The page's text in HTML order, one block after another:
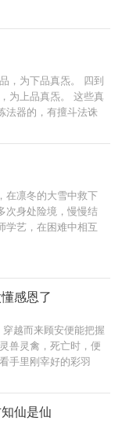
落到如此地步了
满脸遗憾的看着台下
帝对面，浑身遍体鳞
着举起一只手，指向
出手啊，你不知道‘最
？要打架你去找我徒
2章，特殊情况加
保证不烂尾，不太
，为下品真炁。 四到
为上品真炁。 这些真
法器的，有擅斗法诛
得下品真炁，成了
如过江之鲫，苦读三
承安又怎么敢奢望
古镜一枚，凝炼幻
万般术法，我宋承
间妖魔，一根伏魔棍
在凛冬的大雪中救下
次身处险境，慢慢结
学艺，在困难中相互
感恩了
越而来顾安便能把握
兽灵禽，死亡时，便
手里刚宰好的彩羽
子，你这语文跟谁学
仙是仙